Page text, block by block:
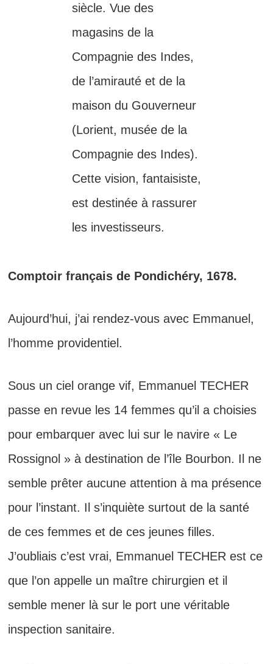
siècle. Vue des
magasins de la
Compagnie des Indes,
de l’amirauté et de la
maison du Gouverneur
(Lorient, musée de la
Compagnie des Indes).
Cette vision, fantaisiste,
est destinée à rassurer
les investisseurs.
Comptoir français de Pondichéry, 1678.
Aujourd’hui, j’ai rendez-vous avec Emmanuel,
l’homme providentiel.
Sous un ciel orange vif, Emmanuel TECHER
passe en revue les 14 femmes qu’il a choisies
pour embarquer avec lui sur le navire « Le
Rossignol » à destination de l’île Bourbon. Il ne
semble prêter aucune attention à ma présence
pour l’instant. Il s’inquiète surtout de la santé
de ces femmes et de ces jeunes filles.
J’oubliais c’est vrai, Emmanuel TECHER est ce
que l’on appelle un maître chirurgien et il
semble mener là sur le port une véritable
inspection sanitaire.